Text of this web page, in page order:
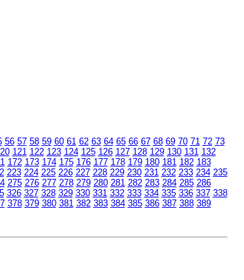
56 57 58 59 60 61 62 63 64 65 66 67 68 69 70 71 72 73
121 122 123 124 125 126 127 128 129 130 131 132
172 173 174 175 176 177 178 179 180 181 182 183
223 224 225 226 227 228 229 230 231 232 233 234 235
275 276 277 278 279 280 281 282 283 284 285 286
326 327 328 329 330 331 332 333 334 335 336 337 338
378 379 380 381 382 383 384 385 386 387 388 389